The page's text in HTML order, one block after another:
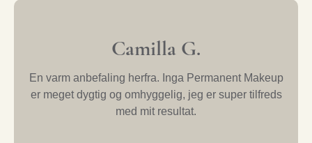
Camilla G.
En varm anbefaling herfra. Inga Permanent Makeup
er meget dygtig og omhyggelig, jeg er super tilfreds
med mit resultat.